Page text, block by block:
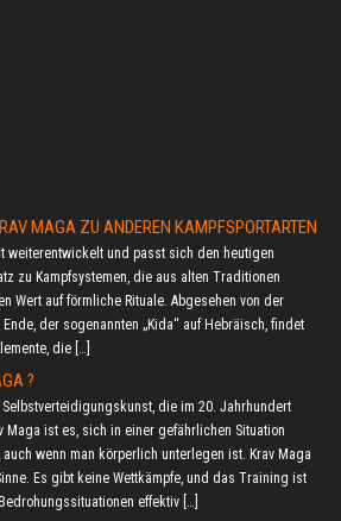
MAGA ZU ANDEREN KAMPFSPORTARTEN
weiterentwickelt und passt sich den heutigen
zu Kampfsystemen, die aus alten Traditionen
Wert auf förmliche Rituale. Abgesehen von der
der sogenannten „Kida“ auf Hebräisch, findet
die […]
?
die im 20. Jahrhundert
Maga ist es, sich in einer gefährlichen Situation
wenn man körperlich unterlegen ist. Krav Maga
Es gibt keine Wettkämpfe, und das Training ist
effektiv […]